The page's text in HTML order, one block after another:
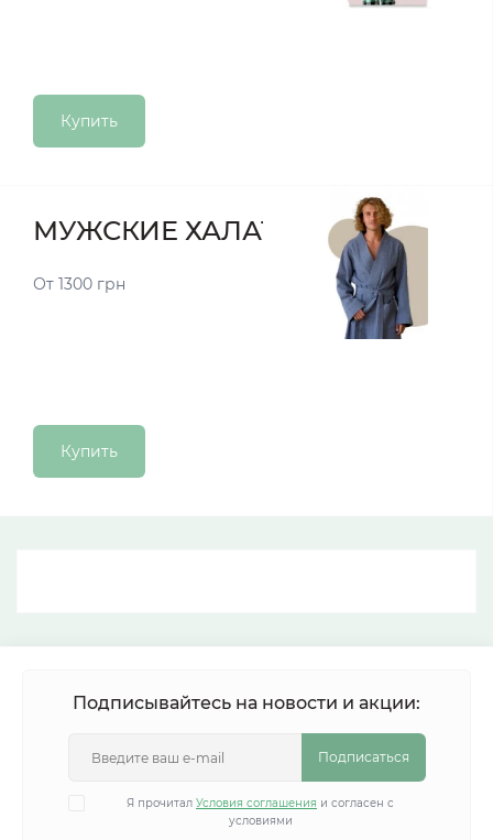
Купить
МУЖСКИЕ ХАЛАТЫ
От 1300 грн
Купить
Подписывайтесь на новости и акции:
Подписаться
Я прочитал Условия соглашения и согласен с
условиями